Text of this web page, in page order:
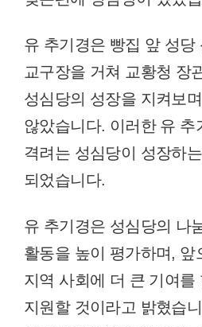
유 추기경은 빵집 앞 성당
교구장을 거쳐 교황청 장
성심당의 성장을 지켜보
않았습니다. 이러한 유 추
격려는 성심당이 성장하
되었습니다.
유 추기경은 성심당의 나
활동을 높이 평가하며, 앞
지역 사회에 더 큰 기여를
지원할 것이라고 밝혔습